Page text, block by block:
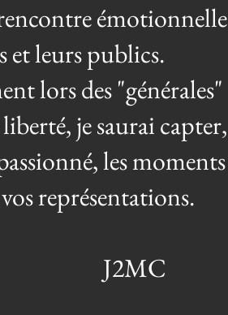
émotionnelle
et leurs publics.
lors des "générales"
je saurai capter,
les moments
représentations.
J2MC